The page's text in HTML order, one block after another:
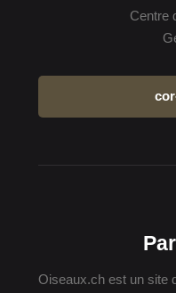
Centre
Oiseaux.ch est un site